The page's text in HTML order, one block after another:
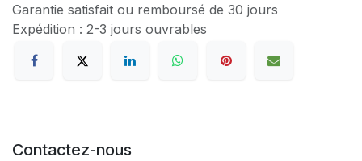
Garantie satisfait ou remboursé de 30 jours
Expédition : 2-3 jours ouvrables
Contactez-nous